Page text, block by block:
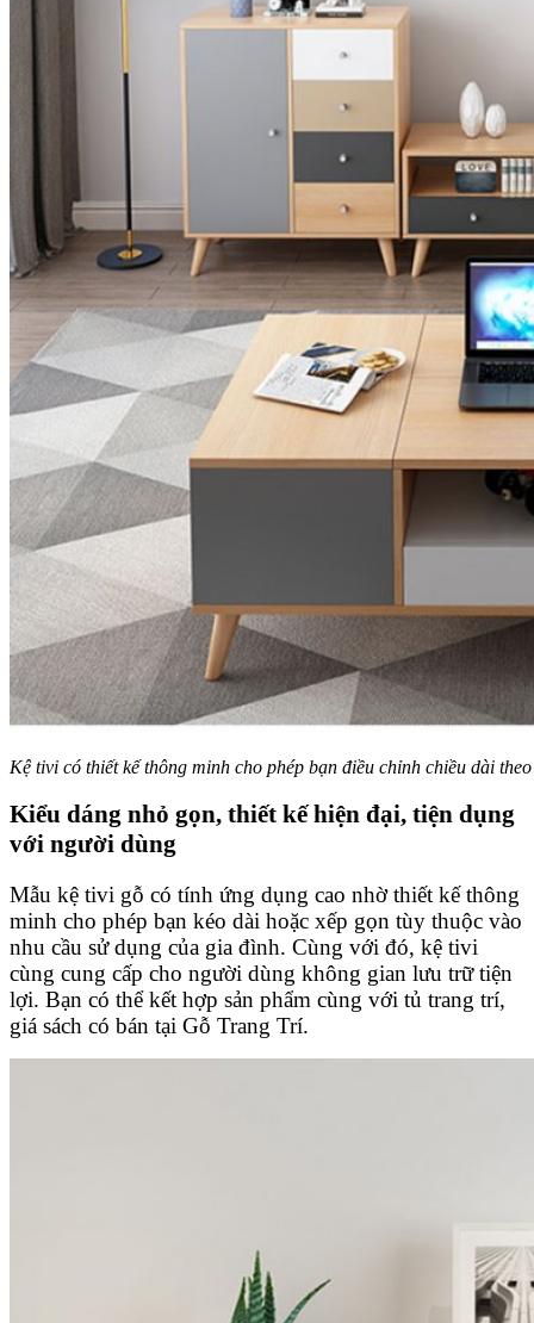
Kệ tivi có thiết kế thông minh cho phép bạn điều chỉnh chiều dài
Kiểu dáng nhỏ gọn, thiết kế hiện đại, tiện dụng
với người dùng
Mẫu kệ tivi gỗ có tính ứng dụng cao nhờ thiết kế thông
minh cho phép bạn kéo dài hoặc xếp gọn tùy thuộc vào
nhu cầu sử dụng của gia đình. Cùng với đó, kệ tivi
cùng cung cấp cho người dùng không gian lưu trữ tiện
lợi. Bạn có thể kết hợp sản phẩm cùng với tủ trang trí,
giá sách có bán tại Gỗ Trang Trí.